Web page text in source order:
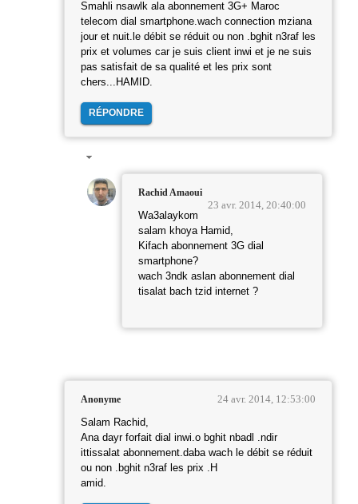
Smahli nsawlk ala abonnement 3G+ Maroc
telecom dial smartphone.wach connection mziana
jour et nuit.le débit se réduit ou non .bghit n3raf les
prix et volumes car je suis client inwi et je ne suis
pas satisfait de sa qualité et les prix sont
chers...HAMID.
RÉPONDRE
Rachid Amaoui
23 avr. 2014, 20:40:00
Wa3alaykom
salam khoya Hamid,
Kifach abonnement 3G dial
smartphone?
wach 3ndk aslan abonnement dial
tisalat bach tzid internet ?
Anonyme 24 avr. 2014, 12:53:00
Salam Rachid,
Ana dayr forfait dial inwi.o bghit nbadl .ndir
ittissalat abonnement.daba wach le débit se réduit
ou non .bghit n3raf les prix .H
amid.